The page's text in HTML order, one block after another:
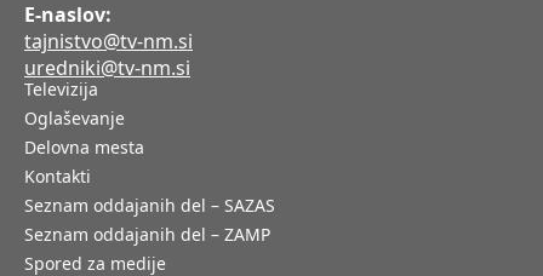
E-naslov:
tajnistvo@tv-nm.si
uredniki@tv-nm.si
Televizija
Oglaševanje
Delovna mesta
Kontakti
Seznam oddajanih del – SAZAS
Seznam oddajanih del – ZAMP
Spored za medije